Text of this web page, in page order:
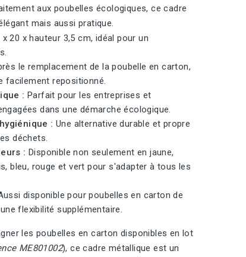
aux poubelles écologiques, ce cadre
mais aussi pratique.
x 20 x hauteur 3,5 cm, idéal pour un
le remplacement de la poubelle en carton,
facilement repositionné.
: Parfait pour les entreprises et
dans une démarche écologique.
: Une alternative durable et propre
déchets.
: Disponible non seulement en jaune,
bleu, rouge et vert pour s'adapter à tous les
disponible pour poubelles en carton de
flexibilité supplémentaire.
les poubelles en carton disponibles en lot
ME801002), ce cadre métallique est un